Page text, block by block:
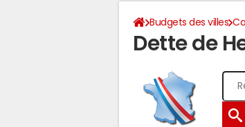
Budgets des villes
Dette de